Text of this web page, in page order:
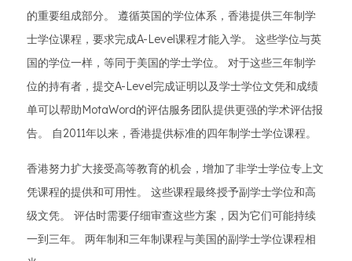
的重要组成部分。 遵循英国的学位体系，香港提供三年制学
士学位课程，要求完成A-Level课程才能入学。 这些学位与英
国的学位一样，等同于美国的学士学位。 对于这些三年制学
位的持有者，提交A-Level完成证明以及学士学位文凭和成绩
单可以帮助MotaWord的评估服务团队提供更强的学术评估报
告。 自2011年以来，香港提供标准的四年制学士学位课程。
香港努力扩大接受高等教育的机会，增加了非学士学位专上文
凭课程的提供和可用性。 这些课程最终授予副学士学位和高
级文凭。 评估时需要仔细审查这些方案，因为它们可能持续
一到三年。 两年制和三年制课程与美国的副学士学位课程相